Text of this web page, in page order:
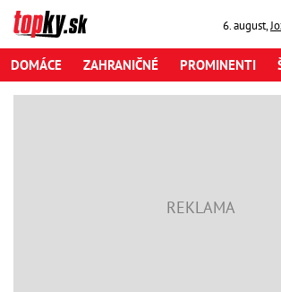
6. august,
DOMÁCE ZAHRANIČNÉ PROMINENTI